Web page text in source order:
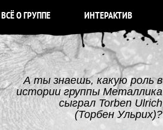
ВСЁ О ГРУППЕ ИНТЕРАКТИВ
А ты знаешь, какую роль в
истории группы Металлика
сыграл Torben Ulrich
(Торбен Ульрих)?